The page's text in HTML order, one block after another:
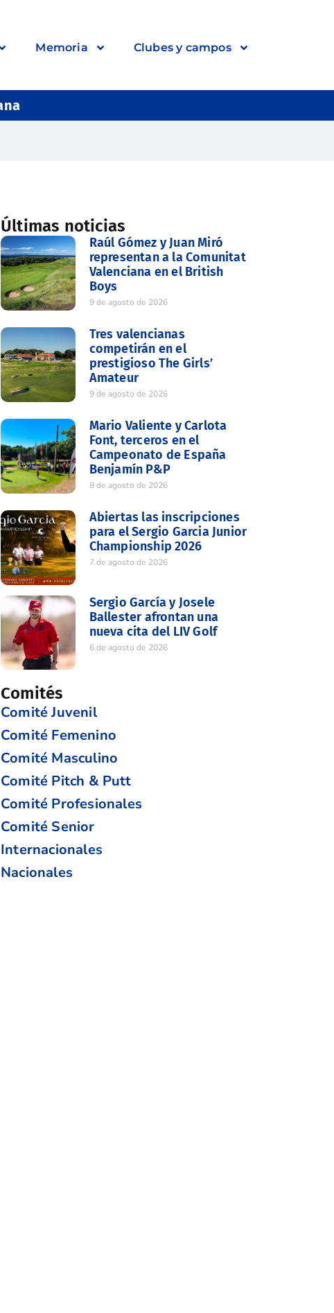
Memoria Clubes y campos
Últimas noticias
Raúl Gómez y Juan Miró
representan a la Comunitat
Valenciana en el British
Boys
9 de agosto de 2026
Tres valencianas
competirán en el
prestigioso The Girls’
Amateur
9 de agosto de 2026
Mario Valiente y Carlota
Font, terceros en el
Campeonato de España
Benjamín P&P
8 de agosto de 2026
Abiertas las inscripciones
para el Sergio Garcia Junior
Championship 2026
7 de agosto de 2026
Sergio García y Josele
Ballester afrontan una
nueva cita del LIV Golf
6 de agosto de 2026
Comités
Comité Juvenil
Comité Femenino
Comité Masculino
Comité Pitch & Putt
Comité Profesionales
Comité Senior
Internacionales
Nacionales